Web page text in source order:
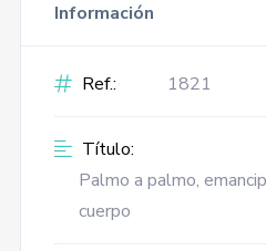
Información
Ref.: 1821
Título:
Palmo a palmo,
cuerpo